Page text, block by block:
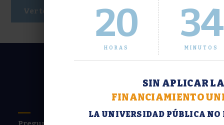
Ver todas las noticias20
HORAS
34
MINUTOS
SIN APLICAR
FINANCIAMIENTO
LA UNIVERSIDAD PÚBLICA NO